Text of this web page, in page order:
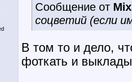
Сообщение от
соцветий (если
В том то и дело,
фоткать и